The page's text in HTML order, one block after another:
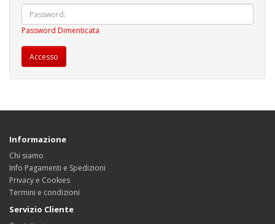
Password Dimenticata
Informazione
Chi siamo
Info Pagamenti e Spedizioni
Privacy e Cookies
Termini e condizioni
Servizio Cliente